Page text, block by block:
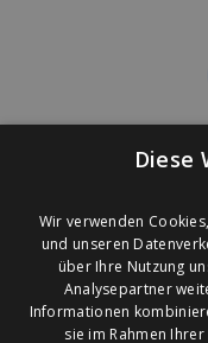
©
Diese
Wir verwenden
und unseren
über Ihre Nutzung
Analysepartner
Informationen
sie im Rahmen